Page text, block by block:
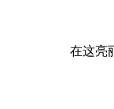
在这亮